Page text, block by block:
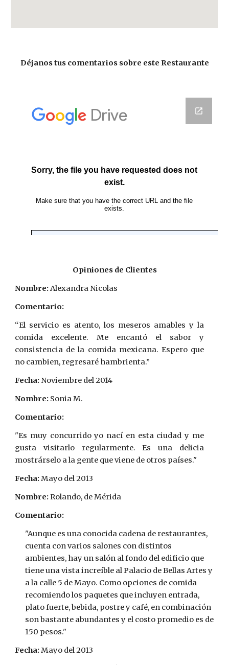
Déjanos tus comentarios sobre este Restaurante
Opiniones de Clientes
Nombre: Alexandra Nicolas
Comentario:
“El servicio es atento, los meseros amables y la
comida excelente. Me encantó el sabor y
consistencia de la comida mexicana. Espero que
no cambien, regresaré hambrienta.”
Fecha: Noviembre del 2014
Nombre: Sonia M.
Comentario:
"Es muy concurrido yo nací en esta ciudad y me
gusta visitarlo regularmente. Es una delicia
mostrárselo a la gente que viene de otros países."
Fecha: Mayo del 2013
Nombre: Rolando, de Mérida
Comentario:
"Aunque es una conocida cadena de restaurantes,
cuenta con varios salones con distintos
ambientes, hay un salón al fondo del edificio que
tiene una vista increíble al Palacio de Bellas Artes y
a la calle 5 de Mayo. Como opciones de comida
recomiendo los paquetes que incluyen entrada,
plato fuerte, bebida, postre y café, en combinación
son bastante abundantes y el costo promedio es de
150 pesos."
Fecha: Mayo del 2013